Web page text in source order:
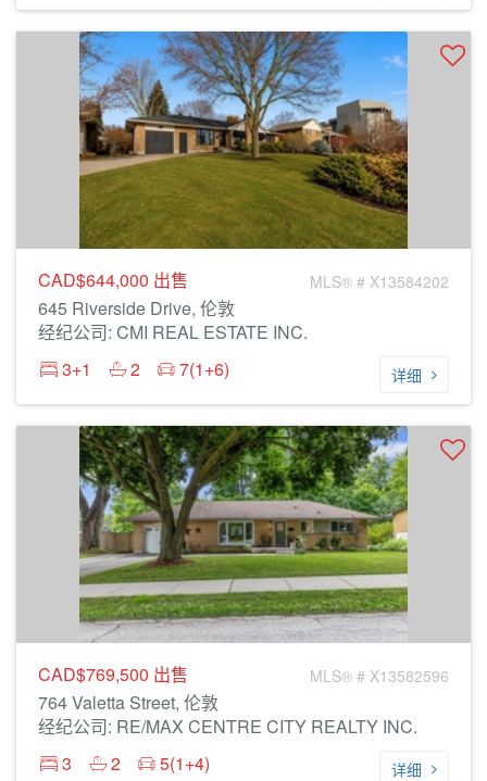
CAD$644,000 出售 MLS® # X13584202
645 Riverside Drive, 伦敦
经纪公司: CMI REAL ESTATE INC.
3+1
2 7(1+6) 详细
CAD$769,500 出售 MLS® # X13582596
764 Valetta Street, 伦敦
经纪公司: RE/MAX CENTRE CITY REALTY INC.
3
2 5(1+4) 详细